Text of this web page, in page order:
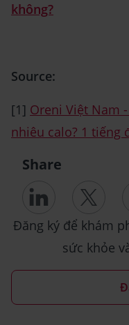
không?
Source:
[1] Oreni Việt Nam
nhiêu calo? 1 tiếng
Share
Đăng ký để khám
sức khỏe